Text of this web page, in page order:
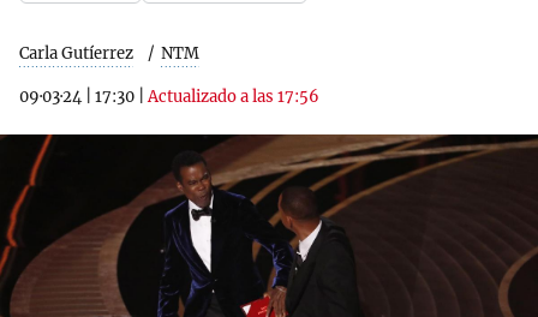
Carla Gutíerrez NTM
09·03·24 17:30 |Actualizado a las 17:56